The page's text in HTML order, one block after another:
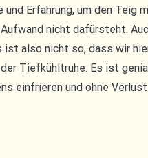
Erfahrung, um den Teig
nicht dafürsteht.
also nicht so, dass wir
Tiefkühltruhe. Es ist
einfrieren und ohne